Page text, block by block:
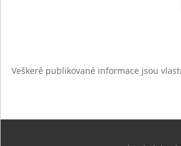
Veškeré publikované informace jsou